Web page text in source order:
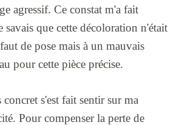
agressif. Ce constat m'a fait
savais que cette décoloration n'était
de pose mais à un mauvais
pour cette pièce précise.
s'est fait sentir sur ma
Pour compenser la perte de